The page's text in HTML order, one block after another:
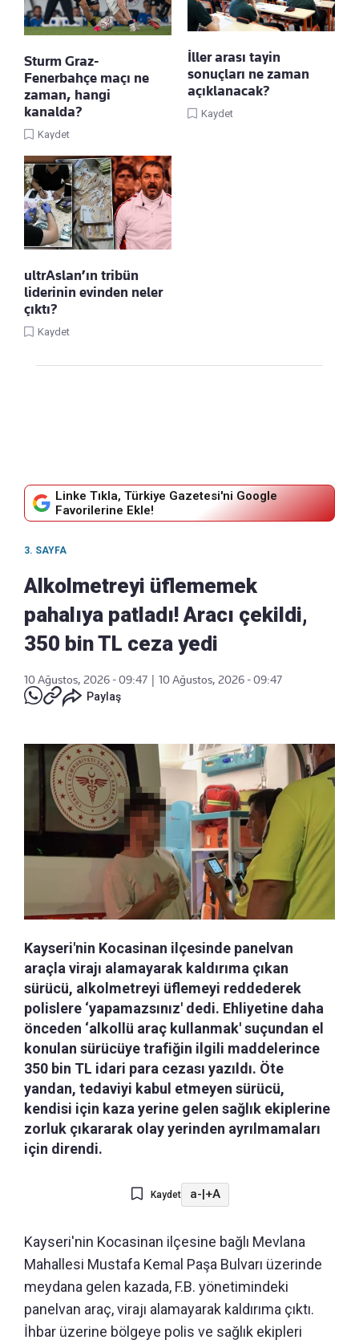
Sturm Graz-
Fenerbahçe maçı ne
zaman, hangi
kanalda?
Kaydet
İller arası tayin
sonuçları ne zaman
açıklanacak?
Kaydet
ultrAslan’ın tribün
liderinin evinden neler
çıktı?
Kaydet
Linke Tıkla, Türkiye Gazetesi'ni Google
Favorilerine Ekle!
3. SAYFA
Alkolmetreyi üflememek
pahalıya patladı! Aracı çekildi,
350 bin TL ceza yedi
10 Ağustos, 2026 - 09:47
10 Ağustos, 2026 - 09:47
Paylaş
Kayseri'nin Kocasinan ilçesinde panelvan
araçla virajı alamayarak kaldırıma çıkan
sürücü, alkolmetreyi üflemeyi reddederek
polislere ‘yapamazsınız' dedi. Ehliyetine daha
önceden ‘alkollü araç kullanmak' suçundan el
konulan sürücüye trafiğin ilgili maddelerince
350 bin TL idari para cezası yazıldı. Öte
yandan, tedaviyi kabul etmeyen sürücü,
kendisi için kaza yerine gelen sağlık ekiplerine
zorluk çıkararak olay yerinden ayrılmamaları
için direndi.
Kaydet a-|+A
Kayseri'nin Kocasinan ilçesine bağlı Mevlana
Mahallesi Mustafa Kemal Paşa Bulvarı üzerinde
meydana gelen kazada, F.B. yönetimindeki
panelvan araç, virajı alamayarak kaldırıma çıktı.
İhbar üzerine bölgeye polis ve sağlık ekipleri